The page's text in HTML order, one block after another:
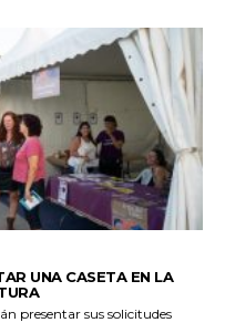
UNA CASETA EN LA
presentar sus solicitudes